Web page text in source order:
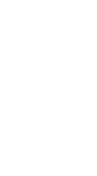
کنید، یکی اینکه می
خریداری می شود)